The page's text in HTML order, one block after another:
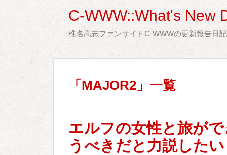
C-WWW::What's New
椎名高志ファンサイトC-WWWの更新報告日
「 MAJOR2 」 一覧
エルフの女性と旅が
うべきだと力説した